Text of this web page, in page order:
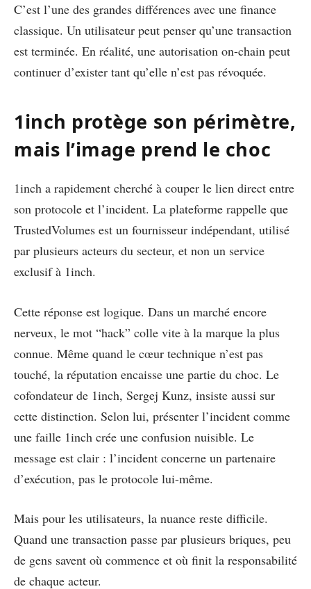
C’est l’une des grandes différences avec une finance
classique. Un utilisateur peut penser qu’une transaction
est terminée. En réalité, une autorisation on-chain peut
continuer d’exister tant qu’elle n’est pas révoquée.
1inch protège son périmètre,
mais l’image prend le choc
1inch a rapidement cherché à couper le lien direct entre
son protocole et l’incident. La plateforme rappelle que
TrustedVolumes est un fournisseur indépendant, utilisé
par plusieurs acteurs du secteur, et non un service
exclusif à 1inch.
Cette réponse est logique. Dans un marché encore
nerveux, le mot “hack” colle vite à la marque la plus
connue. Même quand le cœur technique n’est pas
touché, la réputation encaisse une partie du choc. Le
cofondateur de 1inch, Sergej Kunz, insiste aussi sur
cette distinction. Selon lui, présenter l’incident comme
une faille 1inch crée une confusion nuisible. Le
message est clair : l’incident concerne un partenaire
d’exécution, pas le protocole lui-même.
Mais pour les utilisateurs, la nuance reste difficile.
Quand une transaction passe par plusieurs briques, peu
de gens savent où commence et où finit la responsabilité
de chaque acteur.